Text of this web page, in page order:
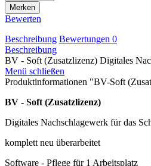
Merken
Bewerten
Beschreibung Bewertungen 0
Beschreibung
BV - Soft (Zusatzlizenz) Digitales
Menü schließen
Produktinformationen "BV-Soft
BV - Soft (Zusatzlizenz)
Digitales Nachschlagewerk für das
komplett neu überarbeitet
Software - Pflege für 1 Arbeitsplatz